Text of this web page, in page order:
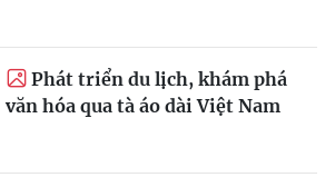
Phát triển du lịch, khám phá
văn hóa qua tà áo dài Việt Nam